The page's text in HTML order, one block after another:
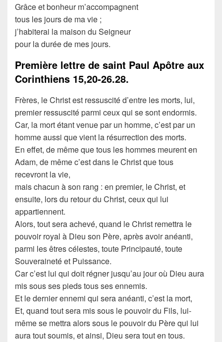
Grâce et bonheur m’accompagnent
tous les jours de ma vie ;
j’habiterai la maison du Seigneur
pour la durée de mes jours.
Première lettre de saint Paul Apôtre aux
Corinthiens 15,20-26.28.
Frères, le Christ est ressuscité d’entre les morts, lui,
premier ressuscité parmi ceux qui se sont endormis.
Car, la mort étant venue par un homme, c’est par un
homme aussi que vient la résurrection des morts.
En effet, de même que tous les hommes meurent en
Adam, de même c’est dans le Christ que tous
recevront la vie,
mais chacun à son rang : en premier, le Christ, et
ensuite, lors du retour du Christ, ceux qui lui
appartiennent.
Alors, tout sera achevé, quand le Christ remettra le
pouvoir royal à Dieu son Père, après avoir anéanti,
parmi les êtres célestes, toute Principauté, toute
Souveraineté et Puissance.
Car c’est lui qui doit régner jusqu’au jour où Dieu aura
mis sous ses pieds tous ses ennemis.
Et le dernier ennemi qui sera anéanti, c’est la mort,
Et, quand tout sera mis sous le pouvoir du Fils, lui-
même se mettra alors sous le pouvoir du Père qui lui
aura tout soumis, et ainsi, Dieu sera tout en tous.